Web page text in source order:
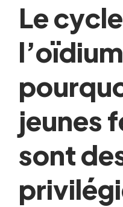
Le
jeunes
sont